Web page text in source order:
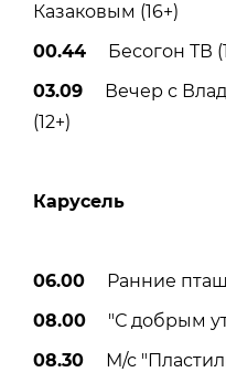
Казаковым (16+)
00.44 Бесогон ТВ
03.09 Вечер с
(12+)
Карусель
06.00 Ранние
08.00 "С добрым
08.30 М/с